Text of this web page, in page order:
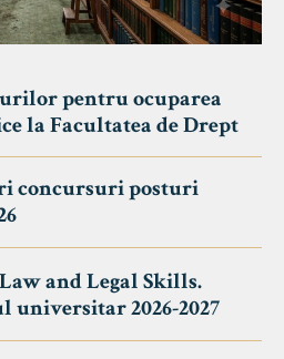
pentru ocuparea
la Facultatea de Drept
concursuri posturi
and Legal Skills.
2026-2027